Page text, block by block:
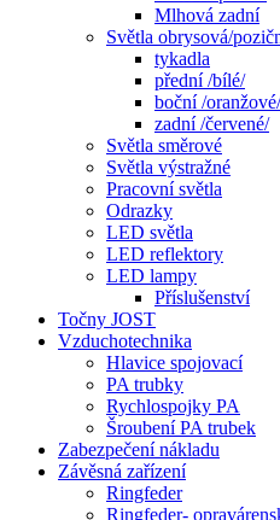
Mlhová zadní
Světla obrysová/
tykadla
přední /bílé/
boční /oranžové/
zadní /červené/
Světla směrové
Světla výstražné
Pracovní světla
Odrazky
LED světla
LED reflektory
LED lampy
Příslušenství
Točny JOST
Vzduchotechnika
Hlavice spojovací
PA trubky
Rychlospojky PA
Šroubení PA trubek
Zabezpečení nákladu
Závěsná zařízení
Ringfeder
Ringfeder-